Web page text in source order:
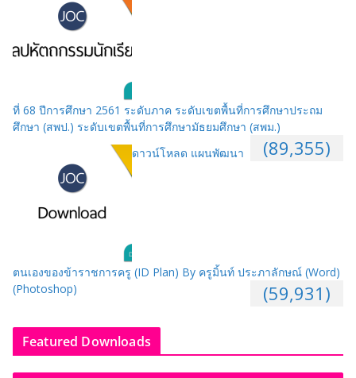
ที่ 68 ปีการศึกษา 2561 ระดับภาค ระดับเขตพื้นที่การศึกษาประถม
ศึกษา (สพป.) ระดับเขตพื้นที่การศึกษามัธยมศึกษา (สพม.)
(89,355)
ดาวน์โหลด แผนพัฒนา
ตนเองของข้าราชการครู (ID Plan) By ครูมิ้นท์ ประภาลักษณ์ (Word)
(Photoshop)
(59,931)
Featured Downloads